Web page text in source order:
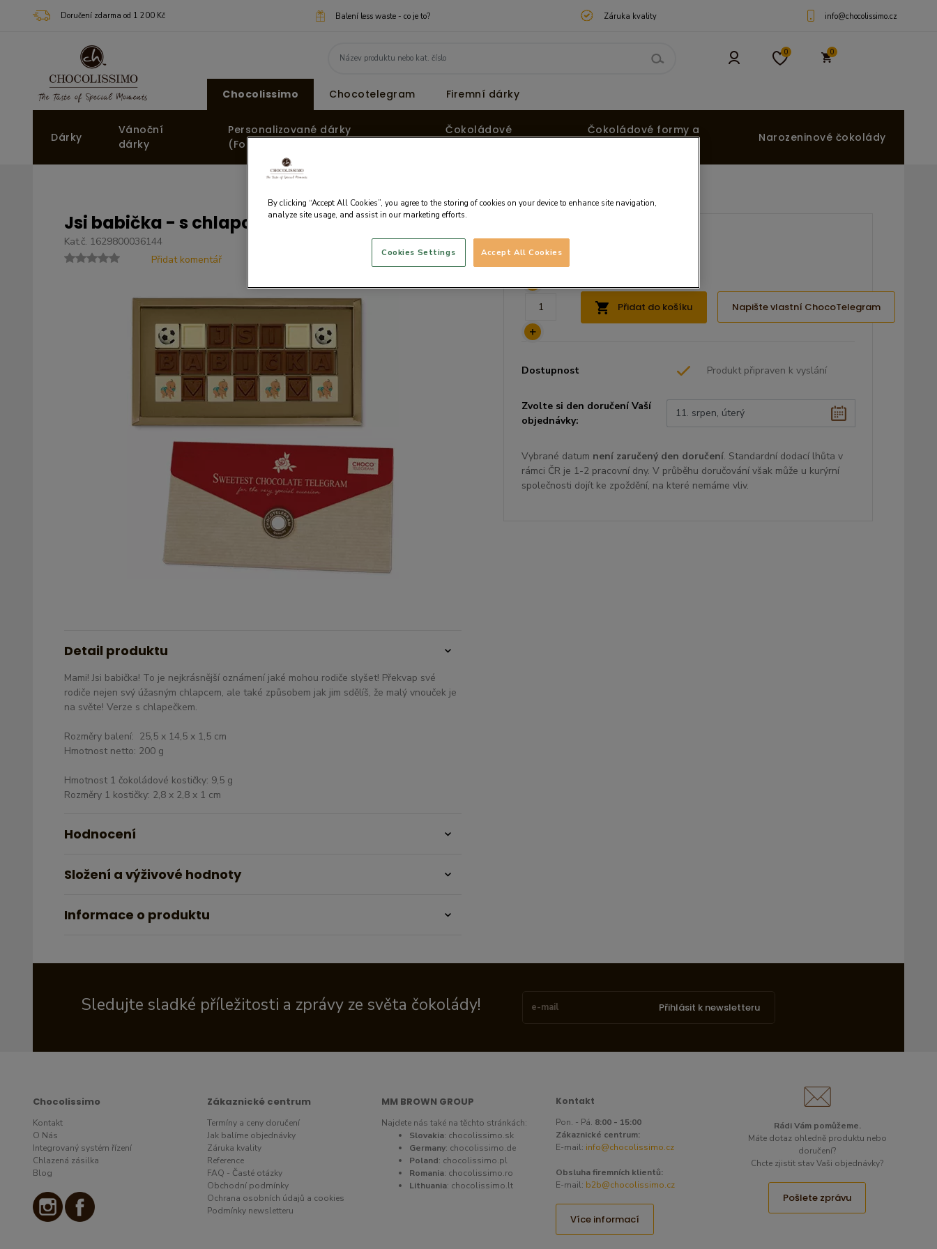
Doručení zdarma od 1 200 Kč Balení less waste - co je to? Záruka kvality info@chocolissimo.cz
0 0
Chocolissimo Chocotelegram Firemní dárky
Dárky
Vánoční
dárky
Personalizované dárky
(Fotodárky)
Čokoládové
Čokoládové formy a
Narozeninové čokolády
Jsi babička - s chlapcem
Kat.č. 1629800036144
Přidat komentář
Detail produktu
Mami! Jsi babička! To je nejkrásnější oznámení jaké mohou rodiče slyšet! Překvap své
rodiče nejen svý úžasným chlapcem, ale také způsobem jak jim sdělíš, že malý vnouček je
na světe! Verze s chlapečkem.
Rozměry balení: 25,5 x 14,5 x 1,5 cm
Hmotnost netto: 200 g
Hmotnost 1 čokoládové kostičky: 9,5 g
Rozměry 1 kostičky: 2,8 x 2,8 x 1 cm
Hodnocení
Složení a výživové hodnoty
Informace o produktu
Cena:745.03 Kč
Cena bez DPH: 647.85 Kč
Přidat do košíku Napište vlastní ChocoTelegram
Dostupnost Produkt připraven k vyslání
Zvolte si den doručení Vaší
objednávky:
Vybrané datum není zaručený den doručení. Standardní dodací lhůta v
rámci ČR je 1-2 pracovní dny. V průběhu doručování však může u kurýrní
společnosti dojít ke zpoždění, na které nemáme vliv.
Sledujte sladké příležitosti a zprávy ze světa čokolády! Přihlásit k newsletteru
Chocolissimo
Kontakt
O Nás
Integrovaný systém řízení
Chlazená zásilka
Blog
Zákaznické centrum
Termíny a ceny doručení
Jak balíme objednávky
Záruka kvality
Reference
FAQ - Časté otázky
Obchodní podmínky
Ochrana osobních údajů a cookies
Podmínky newsletteru
MM BROWN GROUP
Najdete nás také na těchto stránkách:
Slovakia: chocolissimo.sk
Germany: chocolissimo.de
Poland: chocolissimo.pl
Romania: chocolissimo.ro
Lithuania: chocolissimo.lt
Kontakt
Pon. - Pá. 8:00 - 15:00
Zákaznické centrum:
E-mail: info@chocolissimo.cz
Obsluha firemních klientů:
E-mail: b2b@chocolissimo.cz
Více informací
Rádi Vám pomůžeme.
Máte dotaz ohledně produktu nebo
doručení?
Chcte zjistit stav Vaši objednávky?
Pošlete zprávu
By clicking “Accept All Cookies”, you agree to the storing of cookies on your device to enhance site navigation,
analyze site usage, and assist in our marketing efforts.
Accept All Cookies
Cookies Settings